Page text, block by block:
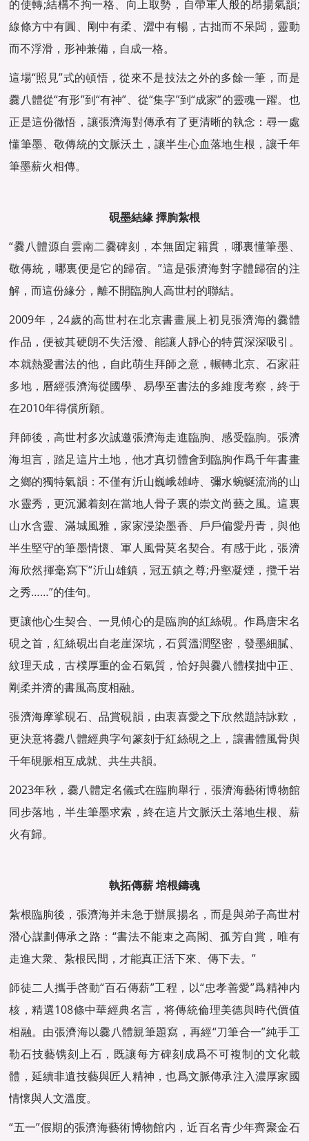
的使轉;結構不拘一格、向上取勢，自帶軍人般的昂揚氣韻;
線條方中有圓、剛中有柔、澀中有暢，古拙而不呆闆，靈動
而不浮滑，形神兼備，自成一格。
這場“照見”式的頓悟，從來不是技法之外的多餘一筆，而是
爨八體從“有形”到“有神”、從“集字”到“成家”的靈魂一躍。也
正是這份徹悟，讓張濟海對傳承有了更清晰的執念：尋一處
懂筆墨、敬傳統的文脈沃土，讓半生心血落地生根，讓千年
筆墨薪火相傳。
硯墨結緣 擇朐紮根
“爨八體源自雲南二爨碑刻，本無固定籍貫，哪裏懂筆墨、
敬傳統，哪裏便是它的歸宿。”這是張濟海對字體歸宿的注
解，而這份緣分，離不開臨朐人高世村的聯結。
2009年，24歲的高世村在北京書畫展上初見張濟海的爨體
作品，便被其硬朗不失活潑、能讓人靜心的特質深深吸引。
本就熱愛書法的他，自此萌生拜師之意，輾轉北京、石家莊
多地，曆經張濟海從國學、易學至書法的多維度考察，終于
在2010年得償所願。
拜師後，高世村多次誠邀張濟海走進臨朐、感受臨朐。張濟
海坦言，踏足這片土地，他才真切體會到臨朐作爲千年書畫
之鄉的獨特氣韻：不僅有沂山巍峨雄峙、彌水蜿蜒流淌的山
水靈秀，更沉澱着刻在當地人骨子裏的崇文尚藝之風。這裏
山水含靈、滿城風雅，家家浸染墨香、戶戶偏愛丹青，與他
半生堅守的筆墨情懷、軍人風骨莫名契合。有感于此，張濟
海欣然揮毫寫下“沂山雄鎮，冠五鎮之尊;丹壑凝煙，攬千岩
之秀……”的佳句。
更讓他心生契合、一見傾心的是臨朐的紅絲硯。作爲唐宋名
硯之首，紅絲硯出自老崖深坑，石質溫潤堅密，發墨細膩、
紋理天成，古樸厚重的金石氣質，恰好與爨八體樸拙中正、
剛柔并濟的書風高度相融。
張濟海摩挲硯石、品賞硯韻，由衷喜愛之下欣然題詩詠歎，
更決意将爨八體經典字句篆刻于紅絲硯之上，讓書體風骨與
千年硯脈相互成就、共生共韻。
2023年秋，爨八體定名儀式在臨朐舉行，張濟海藝術博物館
同步落地，半生筆墨求索，終在這片文脈沃土落地生根、薪
火有歸。
執拓傳薪 培根鑄魂
紮根臨朐後，張濟海并未急于辦展揚名，而是與弟子高世村
潛心謀劃傳承之路：“書法不能束之高閣、孤芳自賞，唯有
走進大衆、紮根民間，才能真正活下來、傳下去。”
師徒二人攜手啓動“百石傳薪”工程，以“忠孝善愛”爲精神内
核，精選108條中華經典名言，将傳統倫理美德與時代價值
相融。由張濟海以爨八體親筆題寫，再經“刀筆合一”純手工
勒石技藝镌刻上石，既讓每方碑刻成爲不可複制的文化載
體，延續非遺技藝與匠人精神，也爲文脈傳承注入濃厚家國
情懷與人文溫度。
“五一”假期的張濟海藝術博物館内，近百名青少年齊聚金石